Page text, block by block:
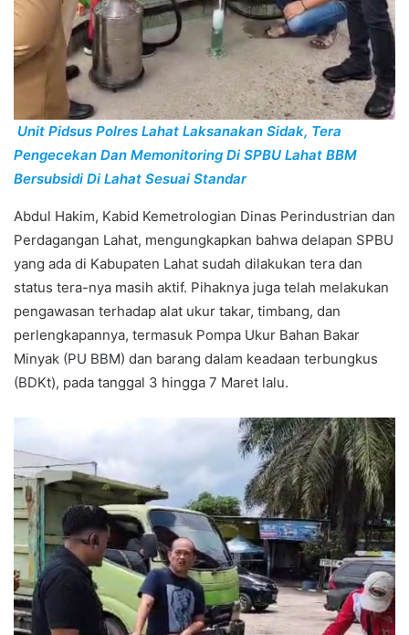
Unit Pidsus Polres Lahat Laksanakan Sidak, Tera
Pengecekan Dan Memonitoring Di SPBU Lahat BBM
Bersubsidi Di Lahat Sesuai Standar
Abdul Hakim, Kabid Kemetrologian Dinas Perindustrian dan
Perdagangan Lahat, mengungkapkan bahwa delapan SPBU
yang ada di Kabupaten Lahat sudah dilakukan tera dan
status tera-nya masih aktif. Pihaknya juga telah melakukan
pengawasan terhadap alat ukur takar, timbang, dan
perlengkapannya, termasuk Pompa Ukur Bahan Bakar
Minyak (PU BBM) dan barang dalam keadaan terbungkus
(BDKt), pada tanggal 3 hingga 7 Maret lalu.